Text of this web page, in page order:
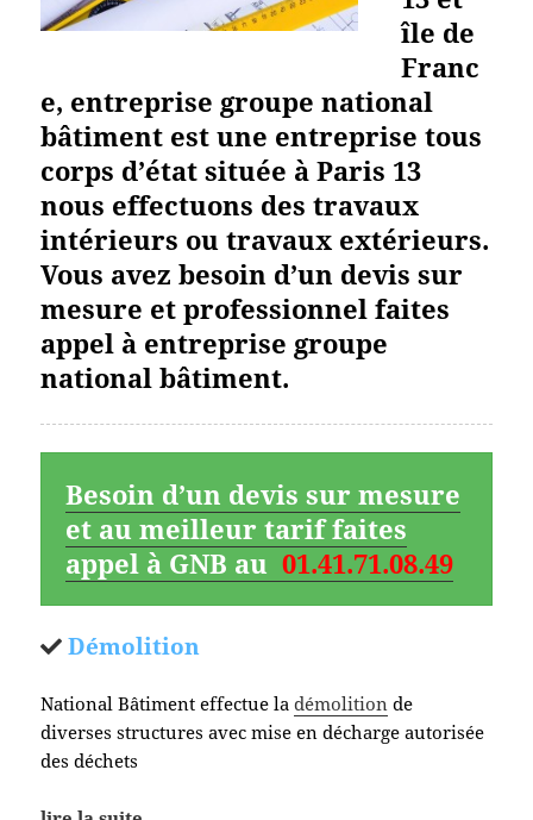
île de
Franc
e, entreprise groupe national
bâtiment est une entreprise tous
corps d’état située à Paris 13
nous effectuons des travaux
intérieurs ou travaux extérieurs.
Vous avez besoin d’un devis sur
mesure et professionnel faites
appel à entreprise groupe
national bâtiment.
Besoin d’un devis sur mesure
et au meilleur tarif faites
appel à GNB au01.41.71.08.49
Démolition
National Bâtiment effectue ladémolition de
diverses structures avec mise en décharge autorisée
des déchets